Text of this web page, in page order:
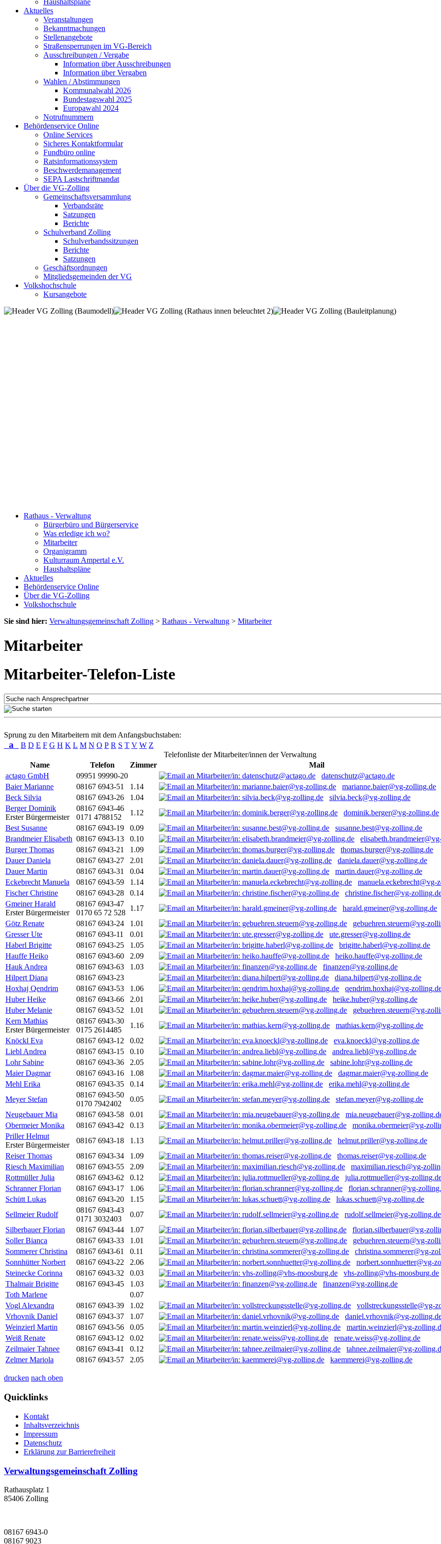
Haushaltspläne
Aktuelles
Veranstaltungen
Bekanntmachungen
Stellenangebote
Straßensperrungen im VG-Bereich
Ausschreibungen / Vergabe
Information über Ausschreibungen
Information über Vergaben
Wahlen / Abstimmungen
Kommunalwahl 2026
Bundestagswahl 2025
Europawahl 2024
Notrufnummern
Behördenservice Online
Online Services
Sicheres Kontaktformular
Fundbüro online
Ratsinformationssystem
Beschwerdemanagement
SEPA Lastschriftmandat
Über die VG-Zolling
Gemeinschaftsversammlung
Verbandsräte
Satzungen
Berichte
Schulverband Zolling
Schulverbandssitzungen
Berichte
Satzungen
Geschäftsordnungen
Mitgliedsgemeinden der VG
Volkshochschule
Kursangebote
Rathaus - Verwaltung
Bürgerbüro und Bürgerservice
Was erledige ich wo?
Mitarbeiter
Organigramm
Kulturraum Ampertal e.V.
Haushaltspläne
Aktuelles
Behördenservice Online
Über die VG-Zolling
Volkshochschule
Sie sind hier: Verwaltungsgemeinschaft Zolling > Rathaus - Verwaltung > Mitarbeiter
Mitarbeiter
Mitarbeiter-Telefon-Liste
Sprung zu den Mitarbeitern mit dem Anfangsbuchstaben:
a B D E F G H K L M N O P R S T V W Z
Telefonliste der Mitarbeiter/innen der Verwaltung
Name
Telefon Zimmer
Mail
actago GmbH
09951 99990-20
datenschutz@actago.de
Baier Marianne
08167 6943-51 1.14
marianne.baier@vg-zolling.de
Beck Silvia
08167 6943-26 1.04
silvia.beck@vg-zolling.de
Berger Dominik
Erster Bürgermeister
08167 6943-46
0171 4788152
1.12
dominik.berger@vg-zolling.de
Best Susanne
08167 6943-19 0.09
susanne.best@vg-zolling.de
Brandmeier Elisabeth 08167 6943-13 0.10
Burger Thomas
08167 6943-21 1.09
thomas.burger@vg-zolling.de
Dauer Daniela
08167 6943-27 2.01
daniela.dauer@vg-zolling.de
Dauer Martin
08167 6943-31 0.04
martin.dauer@vg-zolling.de
Eckebrecht Manuela
08167 6943-59 1.14
manuela.eckebrecht@vg-
Fischer Christine
08167 6943-28 0.14
christine.fischer@vg-
Gmeiner Harald
Erster Bürgermeister
08167 6943-47
0170 65 72 528
1.17
harald.gmeiner@vg-zolling.de
Götz Renate
08167 6943-24 1.01
gebuehren.steuern@vg-
Gresser Ute
08167 6943-11 0.01
ute.gresser@vg-zolling.de
Haberl Brigitte
08167 6943-25 1.05
brigitte.haberl@vg-zolling.de
Hauffe Heiko
08167 6943-60 2.09
heiko.hauffe@vg-zolling.de
Hauk Andrea
08167 6943-63 1.03
finanzen@vg-zolling.de
Hilpert Diana
08167 6943-23
diana.hilpert@vg-zolling.de
Hoxhaj Qendrim
08167 6943-53 1.06
qendrim.hoxhaj@vg-
Huber Heike
08167 6943-66 2.01
heike.huber@vg-zolling.de
Huber Melanie
08167 6943-52 1.01
gebuehren.steuern@vg-
Kern Mathias
Erster Bürgermeister
08167 6943-30
0175 2614485
1.16
mathias.kern@vg-zolling.de
Knöckl Eva
08167 6943-12 0.02
eva.knoeckl@vg-zolling.de
Liebl Andrea
08167 6943-15 0.10
andrea.liebl@vg-zolling.de
Lohr Sabine
08167 6943-36 2.05
sabine.lohr@vg-zolling.de
Maier Dagmar
08167 6943-16 1.08
dagmar.maier@vg-zolling.de
Mehl Erika
08167 6943-35 0.14
erika.mehl@vg-zolling.de
Meyer Stefan
08167 6943-50
0170 7942402
0.05
stefan.meyer@vg-zolling.de
Neugebauer Mia
08167 6943-58 0.01
mia.neugebauer@vg-
Obermeier Monika
08167 6943-42 0.13
monika.obermeier@vg-
Priller Helmut
Erster Bürgermeister
08167 6943-18 1.13
helmut.priller@vg-zolling.de
Reiser Thomas
08167 6943-34 1.09
thomas.reiser@vg-zolling.de
Riesch Maximilian
08167 6943-55 2.09
maximilian.riesch@vg-
Rottmüller Julia
08167 6943-62 0.12
julia.rottmueller@vg-
Schranner Florian
08167 6943-17 1.06
florian.schranner@vg-
Schütt Lukas
08167 6943-20 1.15
lukas.schuett@vg-zolling.de
Sellmeier Rudolf
08167 6943-43
0171 3032403
0.07
rudolf.sellmeier@vg-zolling.de
Silberbauer Florian
08167 6943-44 1.07
florian.silberbauer@vg-
Soller Bianca
08167 6943-33 1.01
gebuehren.steuern@vg-
Sommerer Christina
08167 6943-61 0.11
christina.sommerer@vg-
Sonnhütter Norbert
08167 6943-22 2.06
norbert.sonnhuetter@vg-
Steinecke Corinna
08167 6943-32 0.03
vhs-zolling@vhs-moosburg.de
Thalmair Brigitte
08167 6943-45 1.03
finanzen@vg-zolling.de
Toth Marlene
0.07
Vogl Alexandra
08167 6943-39 1.02
vollstreckungsstelle@vg-
Vrhovnik Daniel
08167 6943-37 1.07
daniel.vrhovnik@vg-
Weinzierl Martin
08167 6943-56 0.05
martin.weinzierl@vg-
Weiß Renate
08167 6943-12 0.02
renate.weiss@vg-zolling.de
Zeilmaier Tahnee
08167 6943-41 0.12
tahnee.zeilmaier@vg-
Zelmer Mariola
08167 6943-57 2.05 kaemmerei@vg-zolling.de
drucken nach oben
Quicklinks
Kontakt
Inhaltsverzeichnis
Impressum
Datenschutz
Erklärung zur Barrierefreiheit
Verwaltungsgemeinschaft Zolling
Rathausplatz 1
85406 Zolling
08167 6943-0
08167 9023